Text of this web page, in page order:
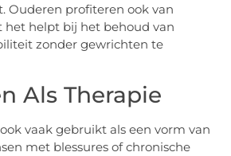
Ouderen profiteren ook van
helpt bij het behoud van
zonder gewrichten te
Als Therapie
vaak gebruikt als een vorm van
met blessures of chronische